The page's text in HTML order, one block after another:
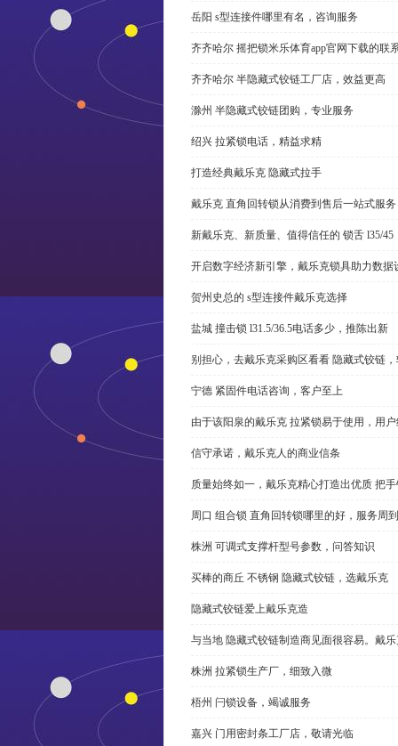
岳阳 s型连接件哪里有名，咨询服务
齐齐哈尔 摇把锁米乐体育app官网下载的联
齐齐哈尔 半隐藏式铰链工厂店，效益更高
滁州 半隐藏式铰链团购，专业服务
绍兴 拉紧锁电话，精益求精
打造经典戴乐克 隐藏式拉手
戴乐克 直角回转锁从消费到售后一站式服务
新戴乐克、新质量、值得信任的 锁舌 l35/45
开启数字经济新引擎，戴乐克锁具助力数据
贺州史总的 s型连接件戴乐克选择
盐城 撞击锁 l31.5/36.5电话多少，推陈出新
别担心，去戴乐克采购区看看 隐藏式铰链
宁德 紧固件电话咨询，客户至上
由于该阳泉的戴乐克 拉紧锁易于使用，用
信守承诺，戴乐克人的商业信条
质量始终如一，戴乐克精心打造出优质 把
周口 组合锁 直角回转锁哪里的好，服务周到
株洲 可调式支撑杆型号参数，问答知识
买棒的商丘 不锈钢 隐藏式铰链，选戴乐克
隐藏式铰链爱上戴乐克造
与当地 隐藏式铰链制造商见面很容易。戴
株洲 拉紧锁生产厂，细致入微
梧州 闩锁设备，竭诚服务
嘉兴 门用密封条工厂店，敬请光临